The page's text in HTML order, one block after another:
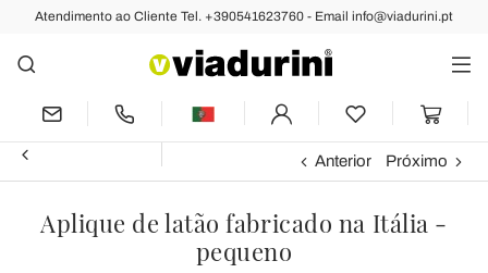
Atendimento ao Cliente Tel. +390541623760 - Email info@viadurini.pt
Anterior Próximo
Aplique de latão fabricado na Itália -
pequeno